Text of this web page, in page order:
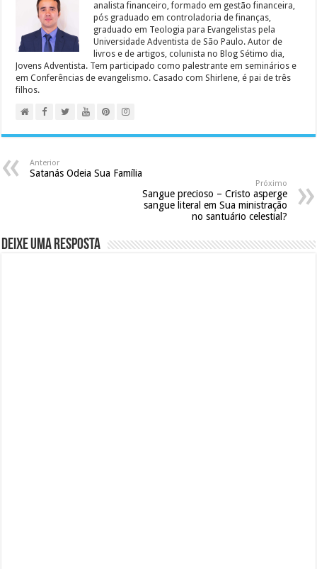
analista financeiro, formado em gestão financeira,
pós graduado em controladoria de finanças,
graduado em Teologia para Evangelistas pela
Universidade Adventista de São Paulo. Autor de
livros e de artigos, colunista no Blog Sétimo dia,
Jovens Adventista. Tem participado como palestrante em seminários e
em Conferências de evangelismo. Casado com Shirlene, é pai de três
filhos.
Anterior
Satanás Odeia Sua Família
Próximo
Sangue precioso – Cristo asperge
sangue literal em Sua ministração
no santuário celestial?
Deixe uma resposta